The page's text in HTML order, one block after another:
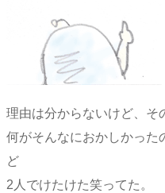
理由は分からないけど、そ
何がそんなにおかしかった
ど
2人でけたけた笑ってた。